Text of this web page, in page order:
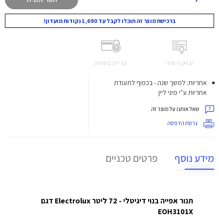
ברכישת מוצר זה תוכלו לקבל עד 1,690 נקודות מועדון!
יבואן רשמי קנייה בטוחה
אחריות: למשך שנה - בכפוף לתעודת
אחריות ע"י מיני ליין
שאל אותנו על מוצר זה
גרסת הדפסה
מידע נוסף פרטים טכניים
תנור אפייה בנוי דיגיטלי - 72 ליטר Electrolux דגם
EOH3101X